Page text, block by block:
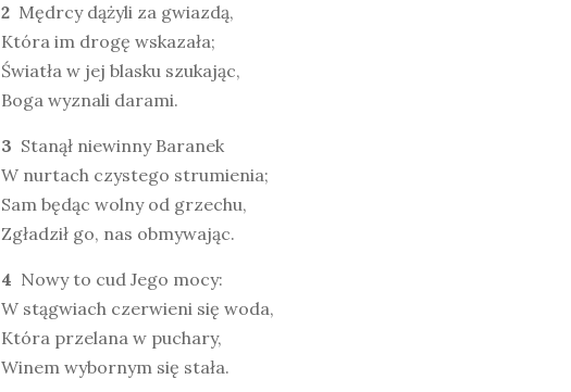
2 Mędrcy dążyli za gwiazdą,
Która im drogę wskazała;
Światła w jej blasku szukając,
Boga wyznali darami.
3 Stanął niewinny Baranek
W nurtach czystego strumienia;
Sam będąc wolny od grzechu,
Zgładził go, nas obmywając.
4 Nowy to cud Jego mocy:
W stągwiach czerwieni się woda,
Która przelana w puchary,
Winem wybornym się stała.